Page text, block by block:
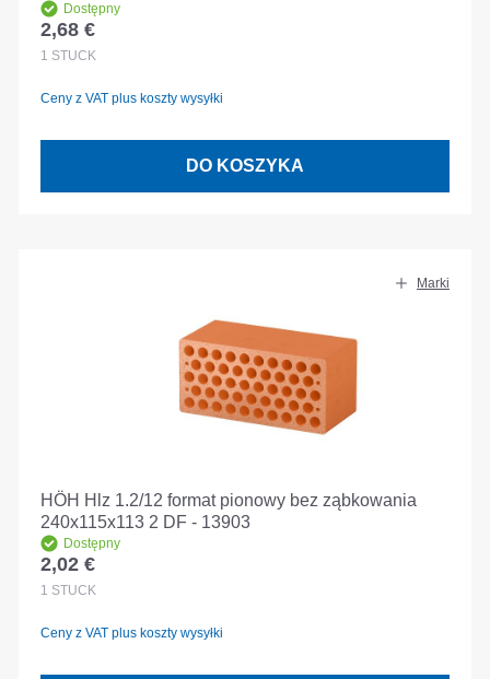
Dostępny
Cena regularna:
2,68 €
1 STÜCK
Ceny z VAT plus koszty wysyłki
DO KOSZYKA
Marki
HÖH Hlz 1.2/12 format pionowy bez ząbkowania
240x115x113 2 DF - 13903
Dostępny
Cena regularna:
2,02 €
1 STÜCK
Ceny z VAT plus koszty wysyłki